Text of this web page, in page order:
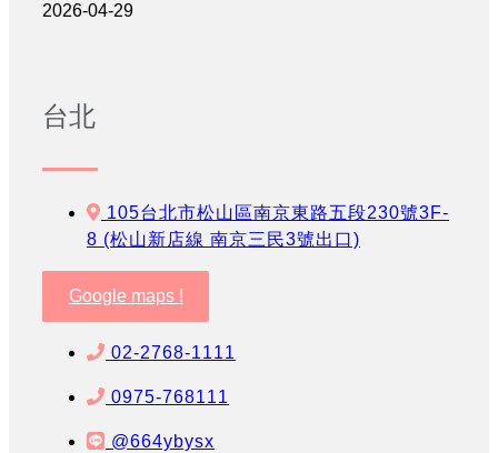
2026-04-29
台北
105台北市松山區南京東路五段230號3F-
8 (松山新店線 南京三民3號出口)
Google maps !
02-2768-1111
0975-768111
@664ybysx